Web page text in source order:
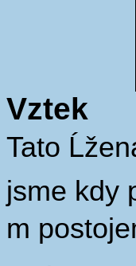
Vztek
Tato
jsme kdy
m